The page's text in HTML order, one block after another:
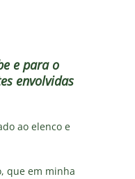
e para o
envolvidas
ao elenco e
que em minha